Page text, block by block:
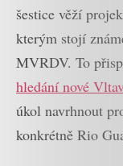
šestice věží
kterým stojí
MVRDV. To
hledání nové
úkol navrhnout
konkrétně Rio